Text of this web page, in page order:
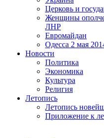
Церковь и
Женщины
ЛНР
Евромайдан
Одесса 2 мая
Новости
Политика
Экономика
Культура
Религия
Летопись
Летопись
Приложение к